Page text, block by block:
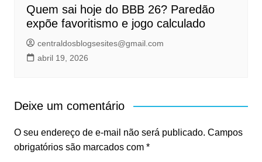
Quem sai hoje do BBB 26? Paredão
expõe favoritismo e jogo calculado
centraldosblogsesites@gmail.com
abril 19, 2026
Deixe um comentário
O seu endereço de e-mail não será publicado. Campos
obrigatórios são marcados com *